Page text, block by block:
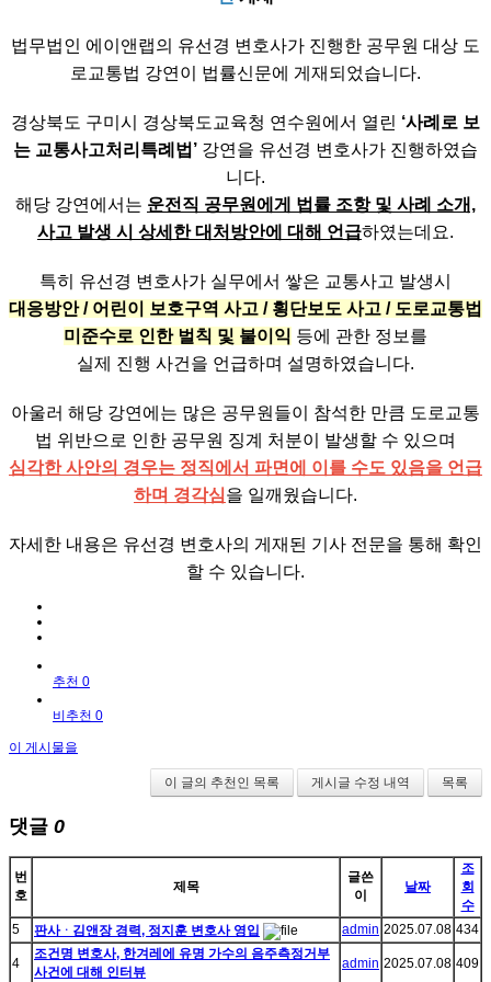
법무법인 에이앤랩의 유선경 변호사가 진행한 공무원 대상 도
로교통법 강연이 법률신문에 게재되었습니다.
경상북도 구미시 경상북도교육청 연수원에서 열린 ‘사례로 보
는 교통사고처리특례법’ 강연을 유선경 변호사가 진행하였습
니다.
해당 강연에서는 운전직 공무원에게 법률 조항 및 사례 소개,
사고 발생 시 상세한 대처방안에 대해 언급하였는데요.
특히 유선경 변호사가 실무에서 쌓은 교통사고 발생시
대응방안 / 어린이 보호구역 사고 / 횡단보도 사고 / 도로교통법
미준수로 인한 벌칙 및 불이익 등에 관한 정보를
실제 진행 사건을 언급하며 설명하였습니다.
아울러 해당 강연에는 많은 공무원들이 참석한 만큼 도로교통
법 위반으로 인한 공무원 징계 처분이 발생할 수 있으며
심각한 사안의 경우는 정직에서 파면에 이를 수도 있음을 언급
하며 경각심 을 일깨웠습니다.
자세한 내용은 유선경 변호사의 게재된 기사 전문을 통해 확인
할 수 있습니다.
추천 0
비추천 0
이 게시물을
이 글의 추천인 목록 게시글 수정 내역 목록
댓글 0
번
호
제목
글쓴
이
날짜
조
회
수
5
판사ᆞ김앤장 경력, 정지훈 변호사 영입 admin 2025.07.08 434
4
조건명 변호사, 한겨레에 유명 가수의 음주측정거부
사건에 대해 인터뷰
admin 2025.07.08 409